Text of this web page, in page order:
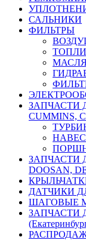
САЛЬНИКИ
ФИЛЬТРЫ
ЗАПЧАСТИ
CUMMINS,
ЗАПЧАСТИ
DOOSAN,
ДАТЧИКИ
ШАГОВЫЕ
ЗАПЧАСТИ